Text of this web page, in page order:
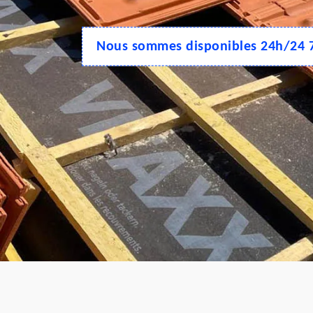
Nous sommes disponibles 24h/24